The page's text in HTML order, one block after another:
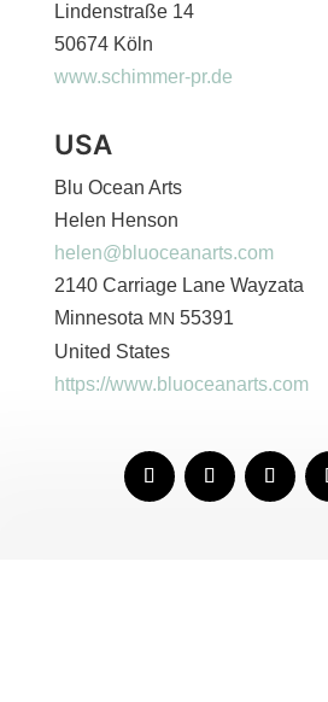
Lindenstraße 14
50674 Köln
www.schimmer-pr.de
USA
Blu Ocean Arts
Helen Henson
helen@bluoceanarts.com
2140 Carriage Lane Wayzata
Minnesota MN 55391
United States
https://www.bluoceanarts.com